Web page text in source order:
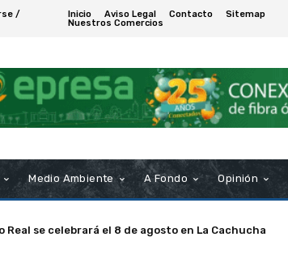
/
Inicio Aviso Legal Contacto
Sitemap
Nuestros Comercios
Medio Ambiente A Fondo Opinión
Real se celebrará el 8 de agosto en La Cachucha